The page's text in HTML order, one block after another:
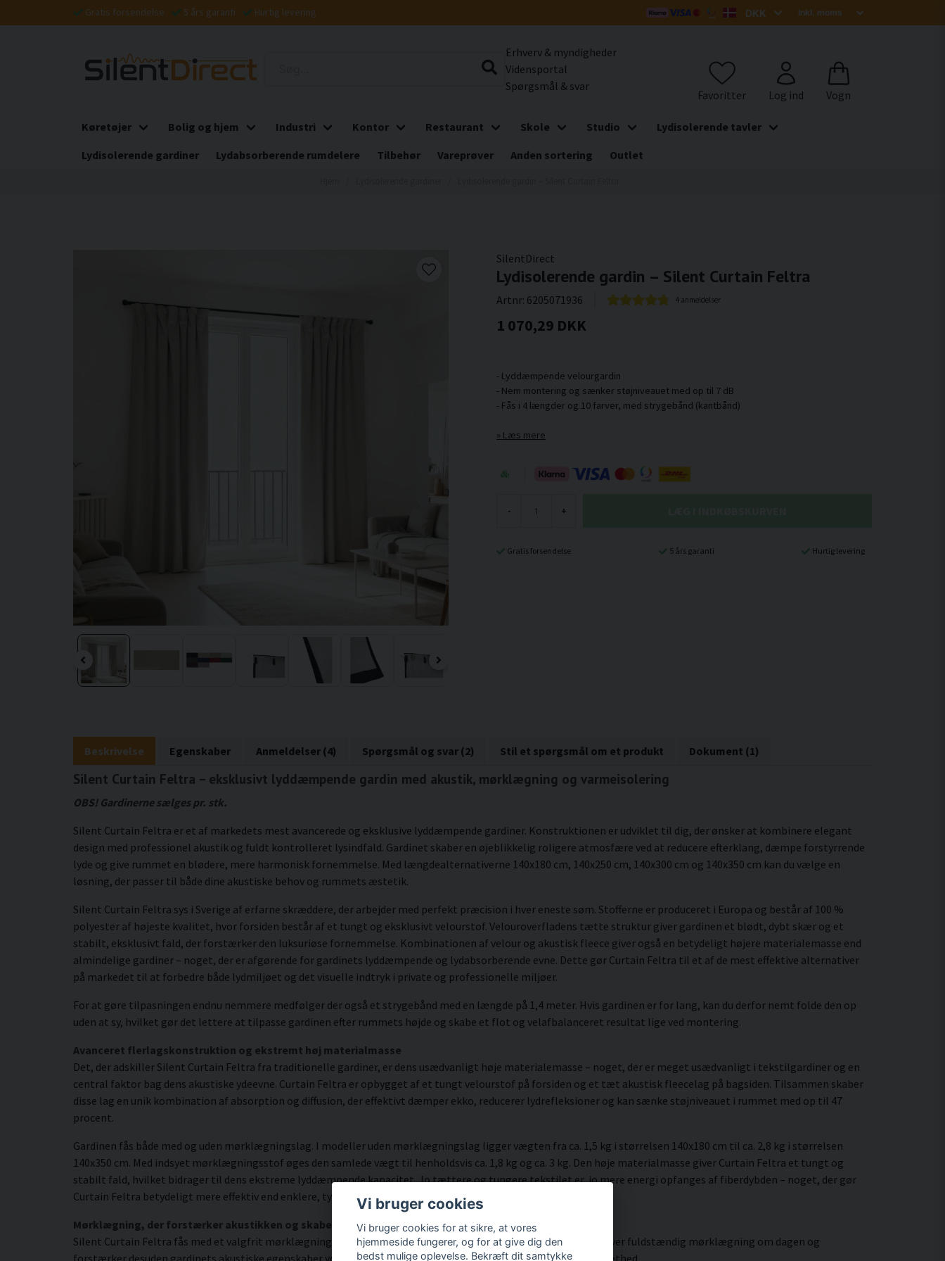
Gratis forsendelse 5 års garanti Hurtig levering
Erhverv & myndigheder
Vidensportal
Spørgsmål & svar
Køretøjer Bolig og hjem Industri Kontor Restaurant Skole Studio
Lydisolerende tavler
Lydisolerende gardiner
Lydabsorberende rumdelere Tilbehør Vareprøver Anden sortering Outlet
SilentDirect
Lydisolerende gardin – Silent Curtain Feltra
Artnr: 6205071936 4 anmeldelser
1 070,29 DKK
- Lyddæmpende velourgardin
- Nem montering og sænker støjniveauet med op til 7 dB
Læs mere
- +
Gratis forsendelse 5 års garanti Hurtig levering
Beskrivelse Egenskaber Anmeldelser (4) Spørgsmål og svar (2) Stil et spørgsmål om et produkt Dokument (1)
Silent Curtain Feltra – eksklusivt lyddæmpende gardin med akustik, mørklægning og varmeisolering
OBS! Gardinerne sælges pr. stk.
Silent Curtain Feltra er et af markedets mest avancerede og eksklusive lyddæmpende gardiner. Konstruktionen er udviklet til dig, der ønsker at kombinere elegant
design med professionel akustik og fuldt kontrolleret lysindfald. Gardinet skaber en øjeblikkelig roligere atmosfære ved at reducere efterklang, dæmpe forstyrrende
lyde og give rummet en blødere, mere harmonisk fornemmelse. Med længdealternativerne 140x180 cm, 140x250 cm, 140x300 cm og 140x350 cm kan du vælge en
løsning, der passer til både dine akustiske behov og rummets æstetik.
Silent Curtain Feltra sys i Sverige af erfarne skræddere, der arbejder med perfekt præcision i hver eneste søm. Stofferne er produceret i Europa og består af 100 %
polyester af højeste kvalitet, hvor forsiden består af et tungt og eksklusivt velourstof. Velouroverfladens tætte struktur giver gardinen et blødt, dybt skær og et
stabilt, eksklusivt fald, der forstærker den luksuriøse fornemmelse. Kombinationen af velour og akustisk fleece giver også en betydeligt højere materialemasse end
almindelige gardiner – noget, der er afgørende for gardinets lyddæmpende og lydabsorberende evne. Dette gør Curtain Feltra til et af de mest effektive alternativer
på markedet til at forbedre både lydmiljøet og det visuelle indtryk i private og professionelle miljøer.
For at gøre tilpasningen endnu nemmere medfølger der også et strygebånd med en længde på 1,4 meter. Hvis gardinen er for lang, kan du derfor nemt folde den op
uden at sy, hvilket gør det lettere at tilpasse gardinen efter rummets højde og skabe et flot og velafbalanceret resultat lige ved montering.
Avanceret flerlagskonstruktion og ekstremt høj materialmasse
Det, der adskiller Silent Curtain Feltra fra traditionelle gardiner, er dens usædvanligt høje materialemasse – noget, der er meget usædvanligt i tekstilgardiner og en
central faktor bag dens akustiske ydeevne. Curtain Feltra er opbygget af et tungt velourstof på forsiden og et tæt akustisk fleecelag på bagsiden. Tilsammen skaber
disse lag en unik kombination af absorption og diffusion, der effektivt dæmper ekko, reducerer lydrefleksioner og kan sænke støjniveauet i rummet med op til 47
procent.
Gardinen fås både med og uden mørklægningslag. I modeller uden mørklægningslag ligger vægten fra ca. 1,5 kg i størrelsen 140x180 cm til ca. 2,8 kg i størrelsen
140x350 cm. Med indsyet mørklægningsstof øges den samlede vægt til henholdsvis ca. 1,8 kg og ca. 3 kg. Den høje materialmasse giver Curtain Feltra et tungt og
stabilt fald, hvilket bidrager til dens ekstreme lyddæmpende kapacitet. Jo tættere og tungere tekstilet er, jo mere energi opfanges af fiberdybden – noget, der gør
Curtain Feltra betydeligt mere effektiv end enklere, tyndere lyddæmpende gardiner.
Mørklægning, der forstærker akustikken og skaber total lyskontrol
Silent Curtain Feltra fås med et valgfrit mørklægningslag, der blokerer alt lys ned til 0 lux. Dette premiumlag giver fuldstændig mørklægning om dagen og
forstærker desuden gardinets akustiske egenskaber yderligere ved at øge materialetykkelsen og den samlede tæthed.
Vi bruger cookies
Vi bruger cookies for at sikre, at vores
hjemmeside fungerer, og for at give dig den
bedst mulige oplevelse. Bekræft dit samtykke